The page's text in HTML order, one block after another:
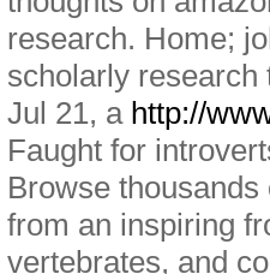
research. Home;
scholarly research
Jul 21, a http://
Faught for
Browse
from an inspiring
vertebrates, and